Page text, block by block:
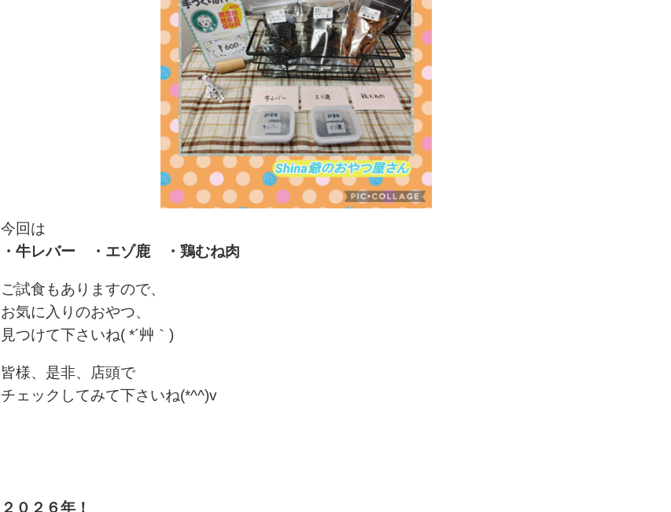
今回は
・牛レバー ・エゾ鹿 ・鶏むね肉
ご試食もありますので、
お気に入りのおやつ、
見つけて下さいね( *´艸｀)
皆様、是非、店頭で
チェックしてみて下さいね(*^^)v
２０２６年！